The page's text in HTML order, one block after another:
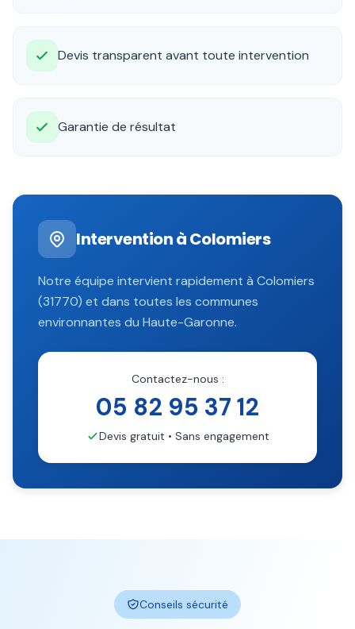
Devis transparent avant toute intervention
Garantie de résultat
Intervention àColomiers
Notre équipe intervient rapidement à Colomiers
(31770) et dans toutes les communes
environnantes du Haute-Garonne.
Contactez-nous :
05 82 95 37 12
Devis gratuit • Sans engagement
Conseils sécurité